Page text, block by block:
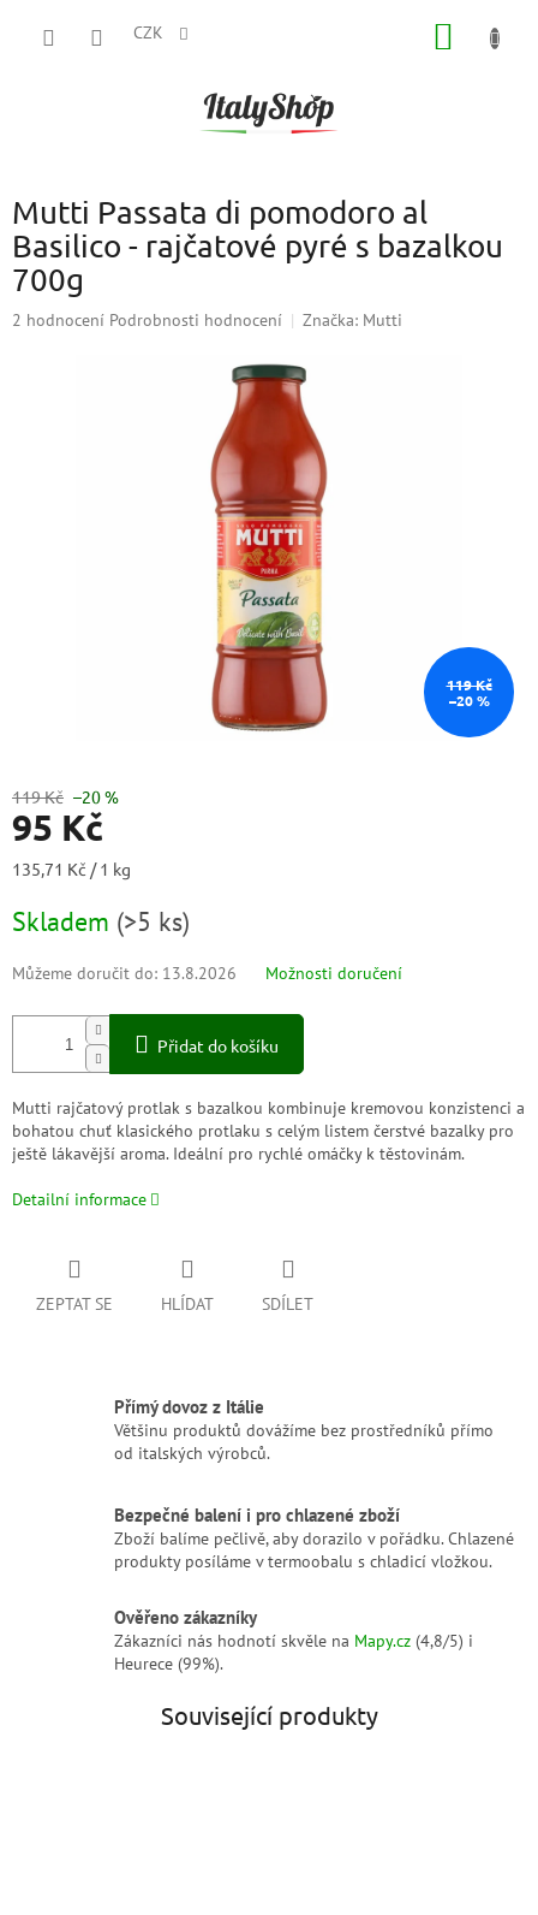
CZK
Mutti Passata di pomodoro al
Basilico - rajčatové pyré s bazalkou
700g
Průměrné
2 hodnocení Podrobnosti hodnocení Značka: Mutti
119 Kč
–20 %
119 Kč –20 %
95 Kč
Měrná
135,71 Kč / 1 kg
Skladem (>5 ks)
Můžeme doručit do: 13.8.2026 Možnosti doručení
Přidat do košíku
Mutti rajčatový protlak s bazalkou kombinuje kremovou konzistenci a
bohatou chuť klasického protlaku s celým listem čerstvé bazalky pro
ještě lákavější aroma. Ideální pro rychlé omáčky k těstovinám.
Detailní informace
ZEPTAT SE HLÍDAT SDÍLET
Přímý dovoz z Itálie
Většinu produktů dovážíme bez prostředníků přímo
od italských výrobců.
Bezpečné balení i pro chlazené zboží
Zboží balíme pečlivě, aby dorazilo v pořádku. Chlazené
produkty posíláme v termoobalu s chladicí vložkou.
Ověřeno zákazníky
Zákazníci nás hodnotí skvěle na Mapy.cz (4,8/5) i
Heurece (99%).
Související produkty